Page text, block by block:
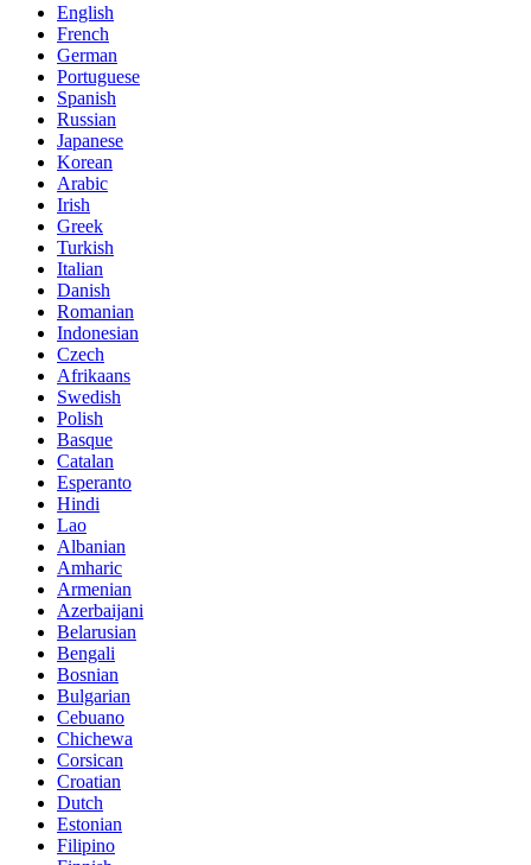
English
French
German
Portuguese
Spanish
Russian
Japanese
Korean
Arabic
Irish
Greek
Turkish
Italian
Danish
Romanian
Indonesian
Czech
Afrikaans
Swedish
Polish
Basque
Catalan
Esperanto
Hindi
Lao
Albanian
Amharic
Armenian
Azerbaijani
Belarusian
Bengali
Bosnian
Bulgarian
Cebuano
Chichewa
Corsican
Croatian
Dutch
Estonian
Filipino